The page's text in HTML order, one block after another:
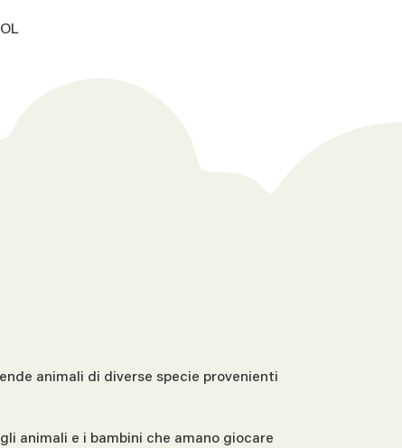
animali di diverse specie provenienti
animali e i bambini che amano giocare